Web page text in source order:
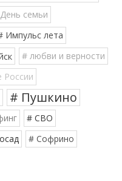
семьи
Импульс лета
# любви и верности
# Пушкино
# СВО
# Софрино